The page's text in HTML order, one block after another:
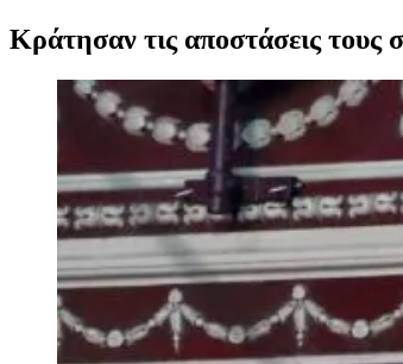
Κράτησαν τις αποστάσεις τους